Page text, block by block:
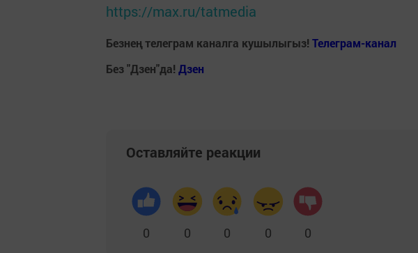
https://max.ru/tatmedia
Безнең телеграм каналга кушылыгыз! Телеграм-канал
Без "Дзен"да! Дзен
Оставляйте реакции
0 0 0 0 0